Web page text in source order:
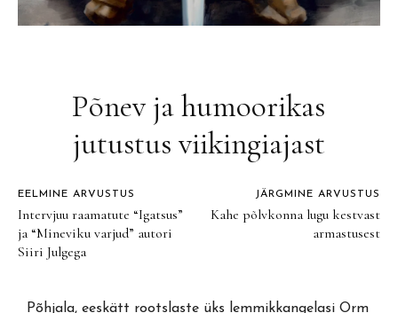
Põnev ja humoorikas
jutustus viikingiajast
EELMINE ARVUSTUS
Intervjuu raamatute “Igatsus”
ja “Mineviku varjud” autori
Siiri Julgega
JÄRGMINE ARVUSTUS
Kahe põlvkonna lugu kestvast
armastusest
Põhjala, eeskätt rootslaste üks lemmikkangelasi Orm